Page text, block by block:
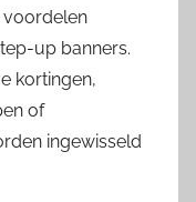
voordelen
up banners.
kortingen,
of
ingewisseld